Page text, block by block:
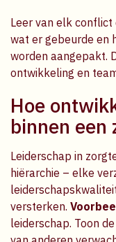
Leer van elk
wat er gebeurde en
worden aangepakt.
ontwikkeling en
Hoe
binnen een
Leiderschap in
hiërarchie – elke
versterken.
leiderschap. Toon